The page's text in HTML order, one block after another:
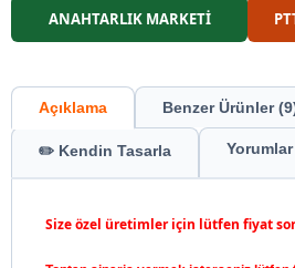
ANAHTARLIK MARKETİ
Açıklama Benzer Ürünler
✏️ Kendin Tasarla Yorumlar
Size özel üretimler için lütfen fiyat